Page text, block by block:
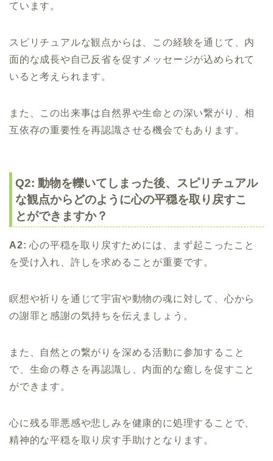
ています。
スピリチュアルな観点からは、この経験を通じて、内
面的な成長や自己反省を促すメッセージが込められて
いると考えられます。
また、この出来事は自然界や生命との深い繋がり、相
互依存の重要性を再認識させる機会でもあります。
Q2: 動物を轢いてしまった後、スピリチュアル
な観点からどのように心の平穏を取り戻すこ
とができますか？
A2: 心の平穏を取り戻すためには、まず起こったこと
を受け入れ、許しを求めることが重要です。
瞑想や祈りを通じて宇宙や動物の魂に対して、心から
の謝罪と感謝の気持ちを伝えましょう。
また、自然との繋がりを深める活動に参加すること
で、生命の尊さを再認識し、内面的な癒しを促すこと
ができます。
心に残る罪悪感や悲しみを健康的に処理することで、
精神的な平穏を取り戻す手助けとなります。